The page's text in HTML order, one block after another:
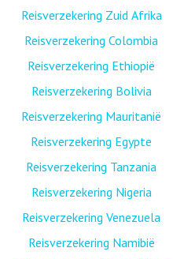
Reisverzekering Zuid Afrika
Reisverzekering Colombia
Reisverzekering Ethiopië
Reisverzekering Bolivia
Reisverzekering Mauritanië
Reisverzekering Egypte
Reisverzekering Tanzania
Reisverzekering Nigeria
Reisverzekering Venezuela
Reisverzekering Namibië